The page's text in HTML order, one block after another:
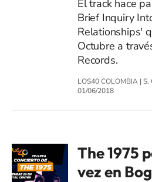
El track hace
Brief Inquiry
Relationships'
Octubre a
Records.
LOS40 COLOMBIA | S.
01/06/2018
The 1975
vez en